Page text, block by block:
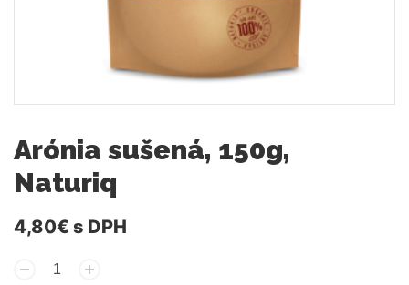
Arónia sušená, 150g,
Naturiq
4,80€ s DPH